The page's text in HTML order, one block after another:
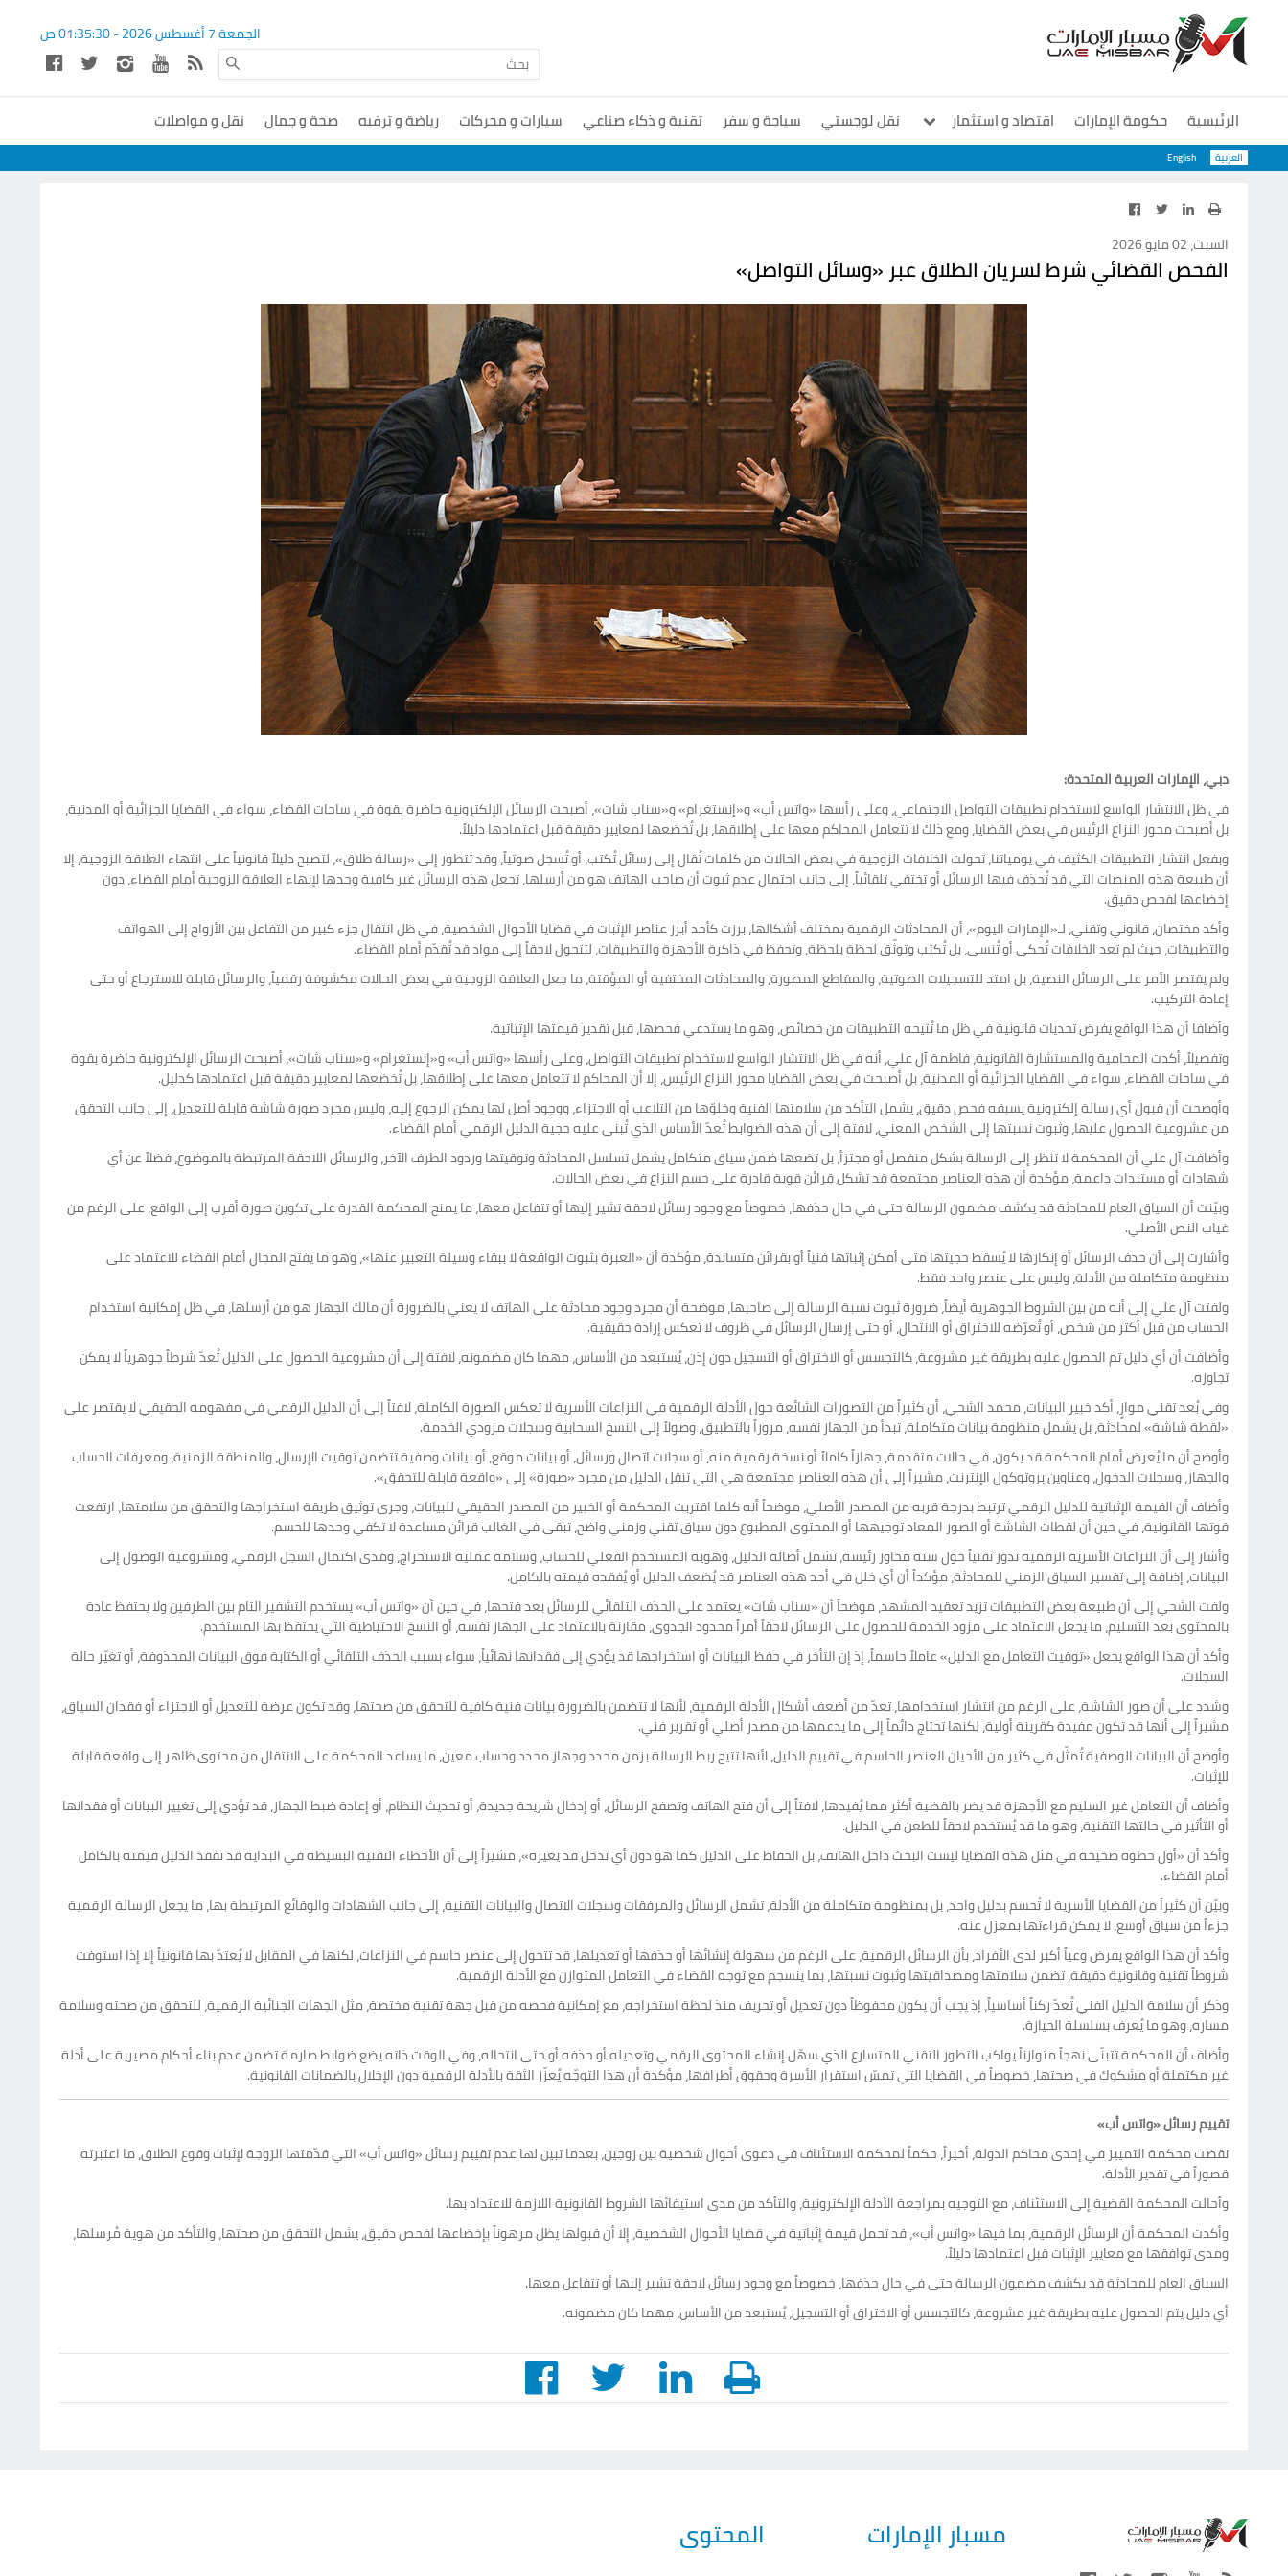
الجمعة 7 أغسطس 2026 - 01:35:30ص
الرئيسية حكومة الإمارات اقتصاد و استثمار نقل لوجستي سياحة و سفر تقنية و ذكاء صناعي سيارات و محركات رياضة و ترفيه صحة و جمال
نقل و مواصلات
معارض و مؤتمرات
منوعات سوشيال العربية English
السبت، 02 مايو 2026
الفحص القضائي شرط لسريان الطلاق عبر «وسائل التواصل»
دبي، الإمارات العربية المتحدة:
في ظل الانتشار الواسع لاستخدام تطبيقات التواصل الاجتماعي، وعلى رأسها «واتس أب» و«إنستغرام» و«سناب شات»، أصبحت الرسائل الإلكترونية حاضرة بقوة في ساحات القضاء، سواء في القضايا الجزائية أو المدنية،
بل أصبحت محور النزاع الرئيس في بعض القضايا، ومع ذلك لا تتعامل المحاكم معها على إطلاقها، بل تُخضعها لمعايير دقيقة قبل اعتمادها دليلاً.
وبفعل انتشار التطبيقات الكثيف في يومياتنا، تحولت الخلافات الزوجية في بعض الحالات من كلمات تُقال إلى رسائل تُكتب، أو تُسجل صوتياً، وقد تتطور إلى «رسالة طلاق»، لتصبح دليلاً قانونياً على انتهاء العلاقة الزوجية، إلا
أن طبيعة هذه المنصات التي قد تُحذف فيها الرسائل أو تختفي تلقائياً، إلى جانب احتمال عدم ثبوت أن صاحب الهاتف هو من أرسلها، تجعل هذه الرسائل غير كافية وحدها لإنهاء العلاقة الزوجية أمام القضاء، دون
إخضاعها لفحص دقيق.
وأكد مختصان، قانوني وتقني، لـ«الإمارات اليوم»، أن المحادثات الرقمية بمختلف أشكالها، برزت كأحد أبرز عناصر الإثبات في قضايا الأحوال الشخصية، في ظل انتقال جزء كبير من التفاعل بين الأزواج إلى الهواتف
والتطبيقات، حيث لم تعد الخلافات تُحكى أو تُنسى، بل تُكتب وتوثّق لحظة بلحظة، وتحفظ في ذاكرة الأجهزة والتطبيقات، لتتحول لاحقاً إلى مواد قد تُقدّم أمام القضاء.
ولم يقتصر الأمر على الرسائل النصية، بل امتد للتسجيلات الصوتية، والمقاطع المصورة، والمحادثات المختفية أو المؤقتة، ما جعل العلاقة الزوجية في بعض الحالات مكشوفة رقمياً، والرسائل قابلة للاسترجاع أو حتى
إعادة التركيب.
وأضافا أن هذا الواقع يفرض تحديات قانونية في ظل ما تُتيحه التطبيقات من خصائص، وهو ما يستدعي فحصها، قبل تقدير قيمتها الإثباتية.
وتفصيلاً، أكدت المحامية والمستشارة القانونية، فاطمة آل علي، أنه في ظل الانتشار الواسع لاستخدام تطبيقات التواصل، وعلى رأسها «واتس أب» و«إنستغرام» و«سناب شات»، أصبحت الرسائل الإلكترونية حاضرة بقوة
في ساحات القضاء، سواء في القضايا الجزائية أو المدنية، بل أصبحت في بعض القضايا محور النزاع الرئيس، إلا أن المحاكم لا تتعامل معها على إطلاقها، بل تُخضعها لمعايير دقيقة قبل اعتمادها كدليل.
وأوضحت أن قبول أي رسالة إلكترونية يسبقه فحص دقيق، يشمل التأكد من سلامتها الفنية وخلوّها من التلاعب أو الاجتزاء، ووجود أصل لها يمكن الرجوع إليه، وليس مجرد صورة شاشة قابلة للتعديل، إلى جانب التحقق
من مشروعية الحصول عليها، وثبوت نسبتها إلى الشخص المعني، لافتة إلى أن هذه الضوابط تُعدّ الأساس الذي تُبنى عليه حجية الدليل الرقمي أمام القضاء.
وأضافت آل علي أن المحكمة لا تنظر إلى الرسالة بشكل منفصل أو مجتزأ، بل تضعها ضمن سياق متكامل يشمل تسلسل المحادثة وتوقيتها وردود الطرف الآخر، والرسائل اللاحقة المرتبطة بالموضوع، فضلاً عن أي
شهادات أو مستندات داعمة، مؤكدة أن هذه العناصر مجتمعة قد تشكل قرائن قوية قادرة على حسم النزاع في بعض الحالات.
وبيّنت أن السياق العام للمحادثة قد يكشف مضمون الرسالة حتى في حال حذفها، خصوصاً مع وجود رسائل لاحقة تشير إليها أو تتفاعل معها، ما يمنح المحكمة القدرة على تكوين صورة أقرب إلى الواقع، على الرغم من
غياب النص الأصلي.
وأشارت إلى أن حذف الرسائل أو إنكارها لا يُسقط حجيتها متى أمكن إثباتها فنياً أو بقرائن متساندة، مؤكدة أن «العبرة بثبوت الواقعة لا ببقاء وسيلة التعبير عنها»، وهو ما يفتح المجال أمام القضاء للاعتماد على
منظومة متكاملة من الأدلة، وليس على عنصر واحد فقط.
ولفتت آل علي إلى أنه من بين الشروط الجوهرية أيضاً، ضرورة ثبوت نسبة الرسالة إلى صاحبها، موضحة أن مجرد وجود محادثة على الهاتف لا يعني بالضرورة أن مالك الجهاز هو من أرسلها، في ظل إمكانية استخدام
الحساب من قبل أكثر من شخص، أو تُعرّضه للاختراق أو الانتحال، أو حتى إرسال الرسائل في ظروف لا تعكس إرادة حقيقية.
وأضافت أن أي دليل تم الحصول عليه بطريقة غير مشروعة، كالتجسس أو الاختراق أو التسجيل دون إذن، يُستبعد من الأساس، مهما كان مضمونه، لافتة إلى أن مشروعية الحصول على الدليل تُعدّ شرطاً جوهرياً لا يمكن
تجاوزه.
وفي بُعد تقني موازٍ، أكد خبير البيانات، محمد الشحي، أن كثيراً من التصورات الشائعة حول الأدلة الرقمية في النزاعات الأسرية لا تعكس الصورة الكاملة، لافتاً إلى أن الدليل الرقمي في مفهومه الحقيقي لا يقتصر على
«لقطة شاشة» لمحادثة، بل يشمل منظومة بيانات متكاملة، تبدأ من الجهاز نفسه، مروراً بالتطبيق، وصولاً إلى النسخ السحابية وسجلات مزودي الخدمة.
وأوضح أن ما يُعرض أمام المحكمة قد يكون، في حالات متقدمة، جهازاً كاملاً أو نسخة رقمية منه، أو سجلات اتصال ورسائل، أو بيانات موقع، أو بيانات وصفية تتضمن توقيت الإرسال، والمنطقة الزمنية، ومعرفات الحساب
والجهاز، وسجلات الدخول، وعناوين بروتوكول الإنترنت، مشيراً إلى أن هذه العناصر مجتمعة هي التي تنقل الدليل من مجرد «صورة» إلى «واقعة قابلة للتحقق».
وأضاف أن القيمة الإثباتية للدليل الرقمي ترتبط بدرجة قربه من المصدر الأصلي، موضحاً أنه كلما اقتربت المحكمة أو الخبير من المصدر الحقيقي للبيانات، وجرى توثيق طريقة استخراجها والتحقق من سلامتها، ارتفعت
قوتها القانونية، في حين أن لقطات الشاشة أو الصور المعاد توجيهها أو المحتوى المطبوع دون سياق تقني وزمني واضح، تبقى في الغالب قرائن مساعدة لا تكفي وحدها للحسم.
وأشار إلى أن النزاعات الأسرية الرقمية تدور تقنياً حول ستة محاور رئيسة، تشمل أصالة الدليل، وهوية المستخدم الفعلي للحساب، وسلامة عملية الاستخراج، ومدى اكتمال السجل الرقمي، ومشروعية الوصول إلى
البيانات، إضافة إلى تفسير السياق الزمني للمحادثة، مؤكداً أن أي خلل في أحد هذه العناصر قد يُضعف الدليل أو يُفقده قيمته بالكامل.
ولفت الشحي إلى أن طبيعة بعض التطبيقات تزيد تعقيد المشهد، موضحاً أن «سناب شات» يعتمد على الحذف التلقائي للرسائل بعد فتحها، في حين أن «واتس أب» يستخدم التشفير التام بين الطرفين ولا يحتفظ عادة
بالمحتوى بعد التسليم، ما يجعل الاعتماد على مزود الخدمة للحصول على الرسائل لاحقاً أمراً محدود الجدوى، مقارنة بالاعتماد على الجهاز نفسه، أو النسخ الاحتياطية التي يحتفظ بها المستخدم.
وأكد أن هذا الواقع يجعل «توقيت التعامل مع الدليل» عاملاً حاسماً، إذ إن التأخر في حفظ البيانات أو استخراجها قد يؤدي إلى فقدانها نهائياً، سواء بسبب الحذف التلقائي أو الكتابة فوق البيانات المحذوفة، أو تغيّر حالة
السجلات.
وشدد على أن صور الشاشة، على الرغم من انتشار استخدامها، تعدّ من أضعف أشكال الأدلة الرقمية، لأنها لا تتضمن بالضرورة بيانات فنية كافية للتحقق من صحتها، وقد تكون عرضة للتعديل أو الاجتزاء أو فقدان السياق،
مشيراً إلى أنها قد تكون مفيدة كقرينة أولية، لكنها تحتاج دائماً إلى ما يدعمها من مصدر أصلي أو تقرير فني.
وأوضح أن البيانات الوصفية تُمثّل في كثير من الأحيان العنصر الحاسم في تقييم الدليل، لأنها تتيح ربط الرسالة بزمن محدد وجهاز محدد وحساب معين، ما يساعد المحكمة على الانتقال من محتوى ظاهر إلى واقعة قابلة
للإثبات.
وأضاف أن التعامل غير السليم مع الأجهزة قد يضر بالقضية أكثر مما يُفيدها، لافتاً إلى أن فتح الهاتف وتصفح الرسائل، أو إدخال شريحة جديدة، أو تحديث النظام، أو إعادة ضبط الجهاز، قد تؤدي إلى تغيير البيانات أو فقدانها
أو التأثير في حالتها التقنية، وهو ما قد يُستخدم لاحقاً للطعن في الدليل.
وأكد أن «أول خطوة صحيحة في مثل هذه القضايا ليست البحث داخل الهاتف، بل الحفاظ على الدليل كما هو دون أي تدخل قد يغيره»، مشيراً إلى أن الأخطاء التقنية البسيطة في البداية قد تفقد الدليل قيمته بالكامل
أمام القضاء.
وبيّن أن كثيراً من القضايا الأسرية لا تُحسم بدليل واحد، بل بمنظومة متكاملة من الأدلة، تشمل الرسائل والمرفقات وسجلات الاتصال والبيانات التقنية، إلى جانب الشهادات والوقائع المرتبطة بها، ما يجعل الرسالة الرقمية
جزءاً من سياق أوسع، لا يمكن قراءتها بمعزل عنه.
وأكد أن هذا الواقع يفرض وعياً أكبر لدى الأفراد، بأن الرسائل الرقمية، على الرغم من سهولة إنشائها أو حذفها أو تعديلها، قد تتحول إلى عنصر حاسم في النزاعات، لكنها في المقابل لا يُعتدّ بها قانونياً إلا إذا استوفت
شروطاً تقنية وقانونية دقيقة، تضمن سلامتها ومصداقيتها وثبوت نسبتها، بما ينسجم مع توجه القضاء في التعامل المتوازن مع الأدلة الرقمية.
وذكر أن سلامة الدليل الفني تُعدّ ركناً أساسياً، إذ يجب أن يكون محفوظاً دون تعديل أو تحريف منذ لحظة استخراجه، مع إمكانية فحصه من قبل جهة تقنية مختصة، مثل الجهات الجنائية الرقمية، للتحقق من صحته وسلامة
مساره، وهو ما يُعرف بسلسلة الحيازة.
وأضاف أن المحكمة تتبنّى نهجاً متوازناً يواكب التطور التقني المتسارع الذي سهّل إنشاء المحتوى الرقمي وتعديله أو حذفه أو حتى انتحاله، وفي الوقت ذاته يضع ضوابط صارمة تضمن عدم بناء أحكام مصيرية على أدلة
غير مكتملة أو مشكوك في صحتها، خصوصاً في القضايا التي تمسّ استقرار الأسرة وحقوق أطرافها، مؤكدة أن هذا التوجّه يُعزّز الثقة بالأدلة الرقمية دون الإخلال بالضمانات القانونية.
تقييم رسائل «واتس أب»
نقضت محكمة التمييز في إحدى محاكم الدولة، أخيراً، حكماً لمحكمة الاستئناف في دعوى أحوال شخصية بين زوجين، بعدما تبين لها عدم تقييم رسائل «واتس أب» التي قدّمتها الزوجة لإثبات وقوع الطلاق، ما اعتبرته
قصوراً في تقدير الأدلة.
وأحالت المحكمة القضية إلى الاستئناف، مع التوجيه بمراجعة الأدلة الإلكترونية، والتأكد من مدى استيفائها الشروط القانونية اللازمة للاعتداد بها.
وأكدت المحكمة أن الرسائل الرقمية، بما فيها «واتس أب»، قد تحمل قيمة إثباتية في قضايا الأحوال الشخصية، إلا أن قبولها يظل مرهوناً بإخضاعها لفحص دقيق، يشمل التحقق من صحتها، والتأكد من هوية مُرسلها،
ومدى توافقها مع معايير الإثبات قبل اعتمادها دليلاً.
السياق العام للمحادثة قد يكشف مضمون الرسالة حتى في حال حذفها، خصوصاً مع وجود رسائل لاحقة تشير إليها أو تتفاعل معها.
أي دليل يتم الحصول عليه بطريقة غير مشروعة، كالتجسس أو الاختراق أو التسجيل، يُستبعد من الأساس، مهما كان مضمونه.
مسبار الإمارات المحتوى